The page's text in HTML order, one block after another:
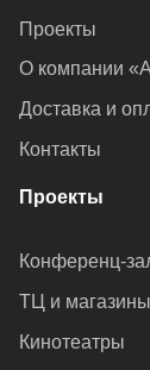
Проекты
О компании
Доставка и
Контакты
Проекты
Конференц-
ТЦ и магазины
Кинотеатры